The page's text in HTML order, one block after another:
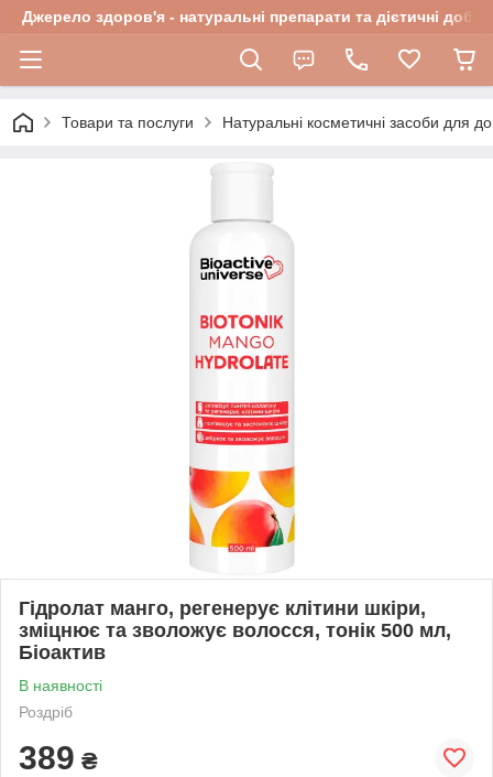
Джерело здоров'я - натуральні препарати та дієтичні
Товари та послуги Натуральні косметичні засоби для
Гідролат манго, регенерує клітини шкіри,
зміцнює та зволожує волосся, тонік 500 мл,
Біоактив
В наявності
Роздріб
389 ₴